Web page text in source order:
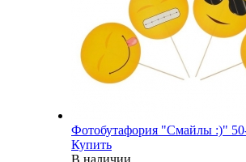
Фотобутафория "Смайлы :)"
Купить
В наличии